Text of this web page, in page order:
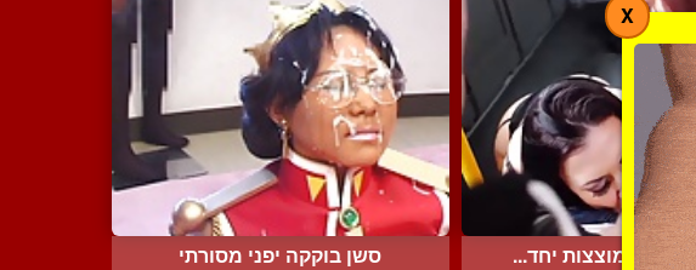
מוצצות יחד... סשן בוקקה יפני מסורתי
X